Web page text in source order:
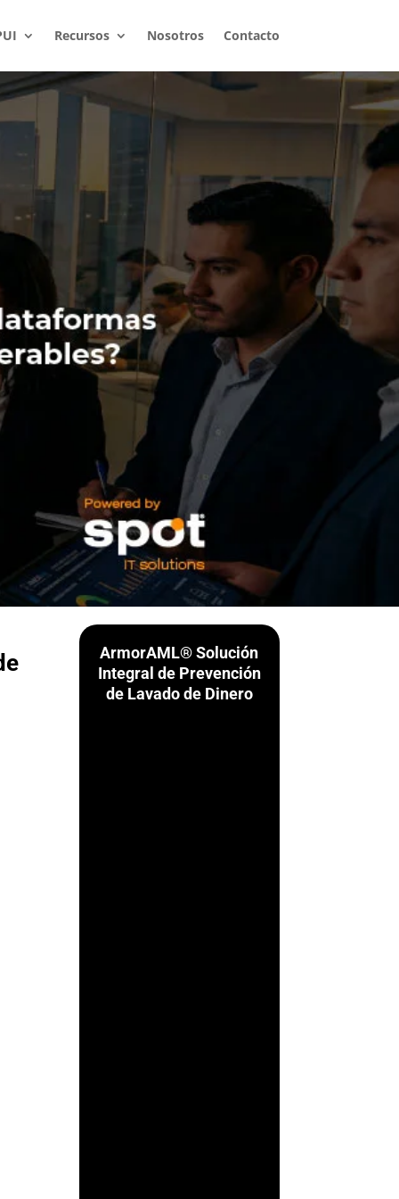
Recursos Nosotros Contacto
ArmorAML® Solución
Integral de Prevención
de Lavado de Dinero